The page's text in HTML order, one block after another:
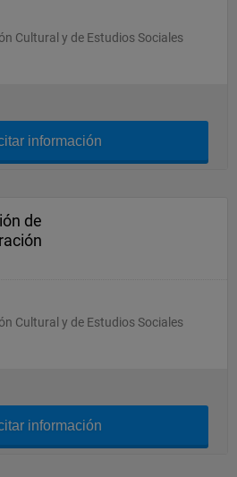
Cultural y de Estudios Sociales
información
de
Cultural y de Estudios Sociales
información